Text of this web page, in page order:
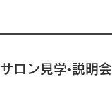
サロン見学•説明会